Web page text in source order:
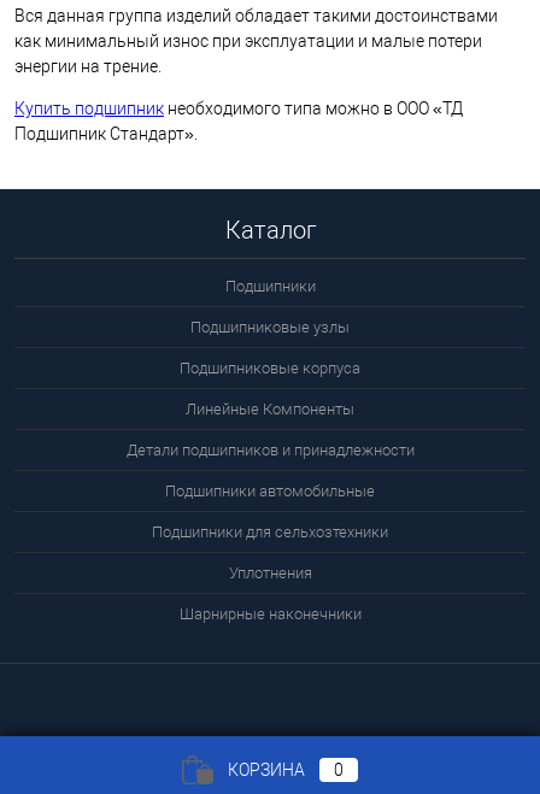
Вся данная группа изделий обладает такими достоинствами
как минимальный износ при эксплуатации и малые потери
энергии на трение.
Купить подшипник необходимого типа можно в ООО «ТД
Подшипник Стандарт».
Каталог
Подшипники
Подшипниковые узлы
Подшипниковые корпуса
Линейные Компоненты
Детали подшипников и принадлежности
Подшипники автомобильные
Подшипники для сельхозтехники
Уплотнения
Шарнирные наконечники
КОРЗИНА 0